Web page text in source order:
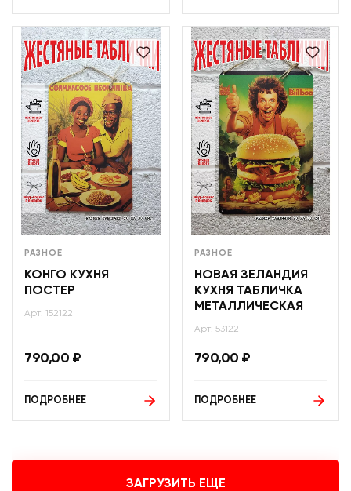
РАЗНОЕ
КОНГО КУХНЯ
ПОСТЕР
Арт: 152122
790,00 ₽
ПОДРОБНЕЕ
РАЗНОЕ
НОВАЯ ЗЕЛАНДИЯ
КУХНЯ ТАБЛИЧКА
МЕТАЛЛИЧЕСКАЯ
Арт: 53122
790,00 ₽
ПОДРОБНЕЕ
ЗАГРУЗИТЬ ЕЩЕ